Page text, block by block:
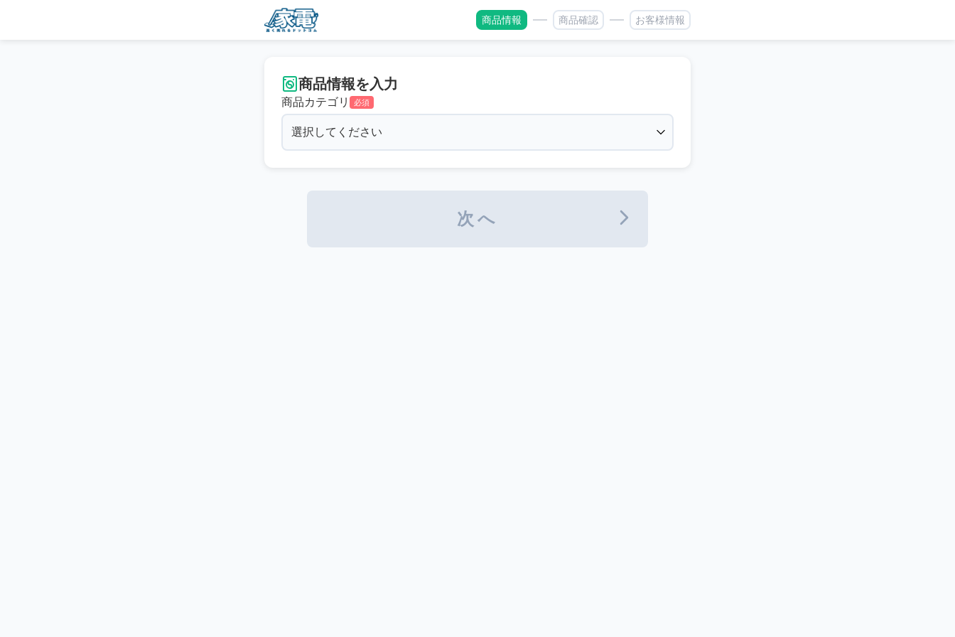
商品情報 商品確認 お客様情報
商品情報を入力
商品カテゴリ 必須
次へ